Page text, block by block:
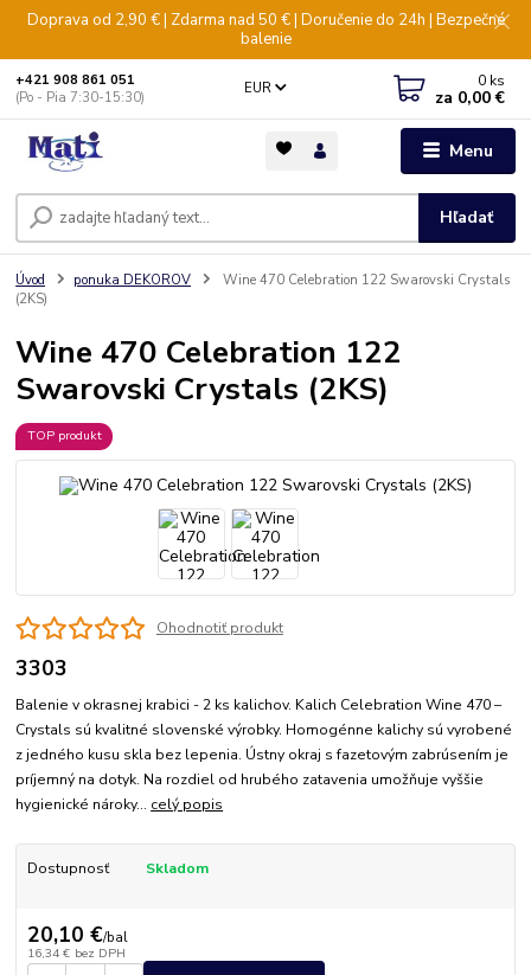
Doprava od 2,90 € | Zdarma nad 50 € | Doručenie do 24h | Bezpečné
balenie
Menu
EUR
Hľadať
+421 908 861 051
(Po - Pia 7:30-15:30)
0 ks
za 0,00 €
Úvod ponuka DEKOROV
Wine 470 Celebration 122 Swarovski Crystals
(2KS)
Wine 470 Celebration 122
Swarovski Crystals (2KS)
TOP produkt
Ohodnotiť produkt
3303
Balenie v okrasnej krabici - 2 ks kalichov. Kalich Celebration Wine 470 –
Crystals sú kvalitné slovenské výrobky. Homogénne kalichy sú vyrobené
z jedného kusu skla bez lepenia. Ústny okraj s fazetovým zabrúsením je
príjemný na dotyk. Na rozdiel od hrubého zatavenia umožňuje vyššie
hygienické nároky... celý popis
Dostupnosť Skladom
20,10 €/bal
16,34 € bez DPH